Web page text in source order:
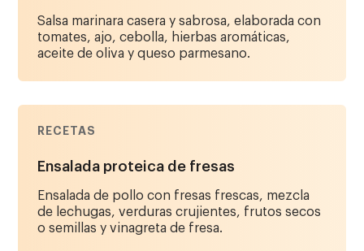
Salsa marinara casera y sabrosa, elaborada con
tomates, ajo, cebolla, hierbas aromáticas,
aceite de oliva y queso parmesano.
RECETAS
Ensalada proteica de fresas
Ensalada de pollo con fresas frescas, mezcla
de lechugas, verduras crujientes, frutos secos
o semillas y vinagreta de fresa.